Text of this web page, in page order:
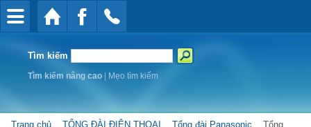
Tìm kiếm
Tìm kiếm nâng cao| Mẹo tìm kiếm
Trang chủ TỔNG ĐÀI ĐIỆN THOẠI Tổng đài Panasonic
Tổng